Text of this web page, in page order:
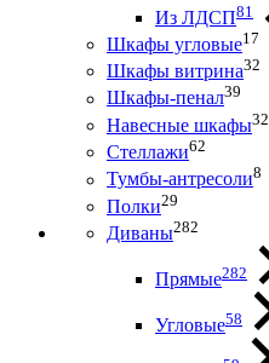
Из ЛДСП81
Шкафы угловые17
Шкафы витрина32
Шкафы-пенал39
Навесные шкафы32
Стеллажи62
Тумбы-антресоли8
Полки29
Диваны282
Прямые282
Угловые58